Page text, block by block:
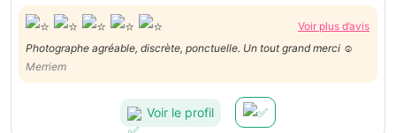
Voir plus d’avis
Photographe agréable, discrète, ponctuelle. Un tout grand merci ☺️
Merriem
Voir le profil